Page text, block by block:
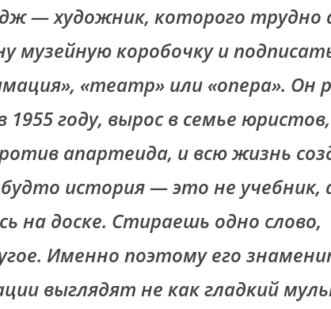
— художник, которого трудно
музейную коробочку и
«театр» или «опера». Он
1955 году, вырос в семье юристов,
апартеида, и всю жизнь
история — это не учебник,
на доске. Стираешь одно слово,
Именно поэтому его
выглядят не как гладкий